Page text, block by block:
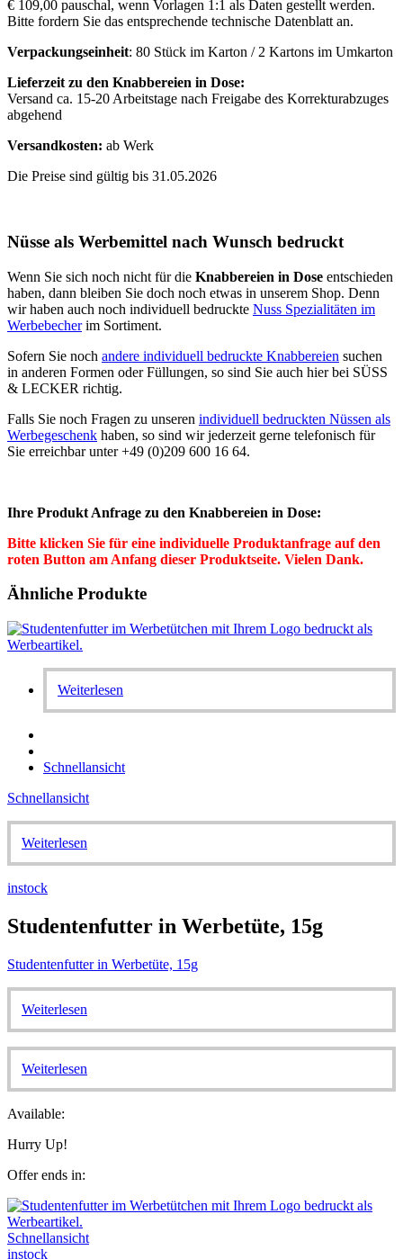
€ 109,00 pauschal, wenn Vorlagen 1:1 als Daten gestellt werden.
Bitte fordern Sie das entsprechende technische Datenblatt an.
Verpackungseinheit: 80 Stück im Karton / 2 Kartons im Umkarton
Lieferzeit zu den Knabbereien in Dose:
Versand ca. 15-20 Arbeitstage nach Freigabe des Korrekturabzuges
abgehend
Versandkosten: ab Werk
Die Preise sind gültig bis 31.05.2026
Nüsse als Werbemittel nach Wunsch bedruckt
Wenn Sie sich noch nicht für die Knabbereien in Dose entschieden
haben, dann bleiben Sie doch noch etwas in unserem Shop. Denn
wir haben auch noch individuell bedruckte Nuss Spezialitäten im
Werbebecherim Sortiment.
Sofern Sie noch andere individuell bedruckte Knabbereien suchen
in anderen Formen oder Füllungen, so sind Sie auch hier bei SÜSS
& LECKER richtig.
Falls Sie noch Fragen zu unseren individuell bedruckten Nüssen als
Werbegeschenk haben, so sind wir jederzeit gerne telefonisch für
Sie erreichbar unter +49 (0)209 600 16 64.
Ihre Produkt Anfrage zu den Knabbereien in Dose:
Bitte klicken Sie für eine individuelle Produktanfrage auf den
roten Button am Anfang dieser Produktseite. Vielen Dank.
Ähnliche Produkte
Weiterlesen
Schnellansicht
Schnellansicht
Weiterlesen
instock
Studentenfutter in Werbetüte, 15g
Studentenfutter in Werbetüte, 15g
Weiterlesen
Weiterlesen
Available:
Hurry Up!
Offer ends in:
Schnellansicht
instock